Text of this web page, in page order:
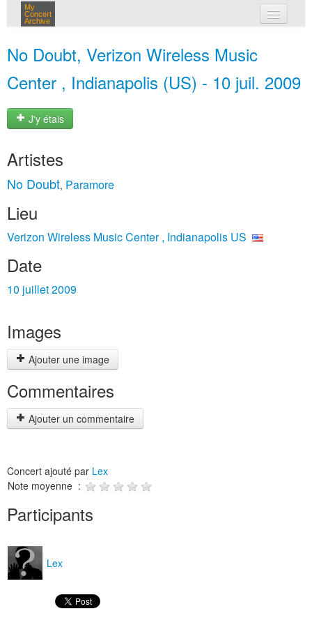
My
Concert
Archive
No Doubt, Verizon Wireless Music
Center , Indianapolis (US) - 10 juil. 2009
J'y étais
Artistes
No Doubt, Paramore
Lieu
Verizon Wireless Music Center , Indianapolis US
Date
10 juillet 2009
Images
Ajouter une image
Commentaires
Ajouter un commentaire
Concert ajouté par Lex
Note moyenne :
Participants
Lex